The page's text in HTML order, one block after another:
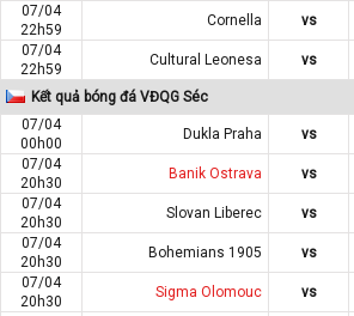
07/04
22h59
Cornella vs
07/04
22h59
Cultural Leonesa vs
Kết quả bóng đá VĐQG Séc
07/04
00h00
Dukla Praha vs
07/04
20h30
Banik Ostrava vs
07/04
20h30
Slovan Liberec vs
07/04
20h30
Bohemians 1905 vs
07/04
20h30
Sigma Olomouc vs